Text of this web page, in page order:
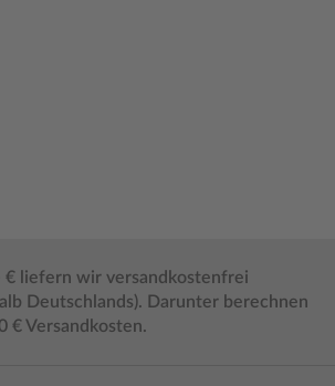
€ liefern wir versandkostenfrei
Deutschlands). Darunter berechnen
€ Versandkosten.